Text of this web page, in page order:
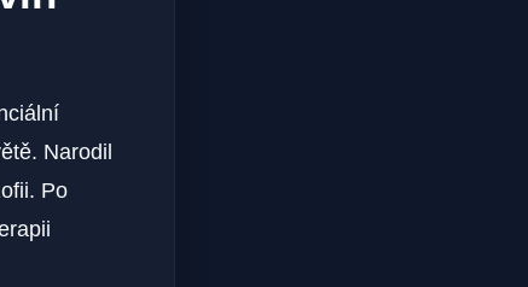
Narodil
Po